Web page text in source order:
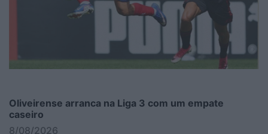
Oliveirense arranca na Liga 3 com um empate
caseiro
8/08/2026